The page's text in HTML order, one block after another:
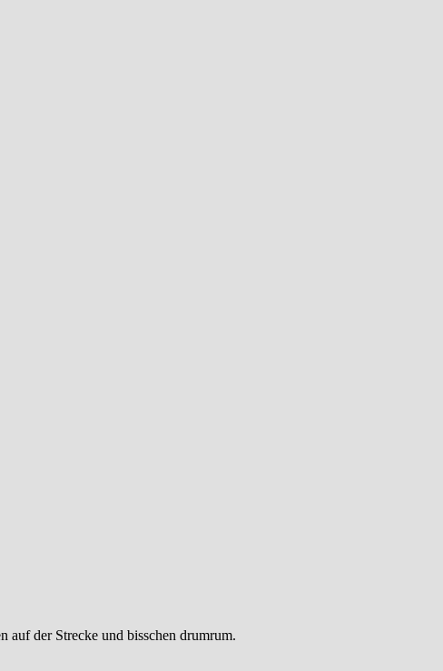
auf der Strecke und bisschen drumrum.